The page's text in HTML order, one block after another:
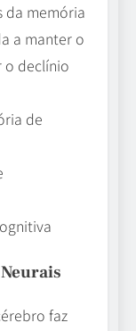
da memória
a manter o
o declínio
de
faz